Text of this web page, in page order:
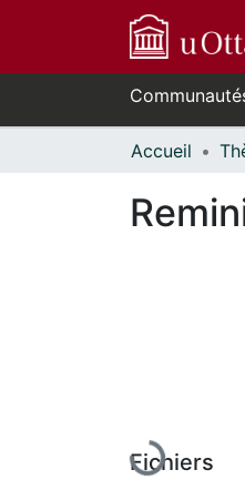
Accueil
En cours de chargement...
Fichiers